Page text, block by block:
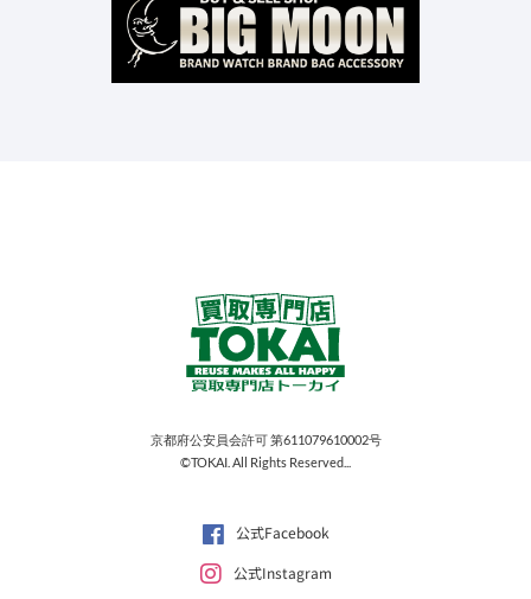
京都府公安員会許可 第611079610002号
©TOKAI. All Rights Reserved...
公式Facebook
公式Instagram